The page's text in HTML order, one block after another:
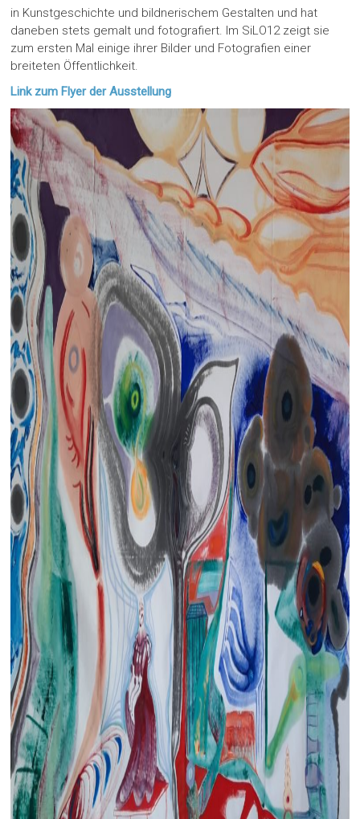
in Kunstgeschichte und bildnerischem Gestalten und hat
daneben stets gemalt und fotografiert. Im SiLO12 zeigt sie
zum ersten Mal einige ihrer Bilder und Fotografien einer
breiteten Öffentlichkeit.
Link zum Flyer der Ausstellung